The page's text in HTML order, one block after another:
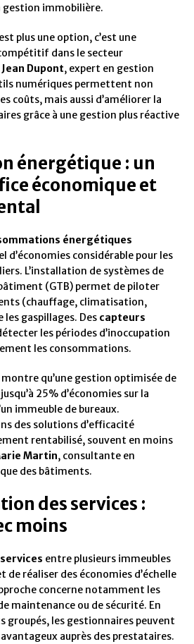
immobilière.
plus une option, c’est une
dans le secteur
Jean Dupont, expert en gestion
numériques permettent non
coûts, mais aussi d’améliorer la
grâce à une gestion plus réactive
énergétique : un
économique et
énergétiques
d’économies considérable pour les
L’installation de systèmes de
(GTB) permet de piloter
(chauffage, climatisation,
gaspillages. Des capteurs
les périodes d’inoccupation
les consommations.
montre qu’une gestion optimisée de
25% d’économies sur la
immeuble de bureaux.
des solutions d’efficacité
rentabilisé, souvent en moins
Martin, consultante en
des bâtiments.
des services :
moins
entre plusieurs immeubles
de réaliser des économies d’échelle
concerne notamment les
maintenance ou de sécurité. En
groupés, les gestionnaires peuvent
auprès des prestataires.